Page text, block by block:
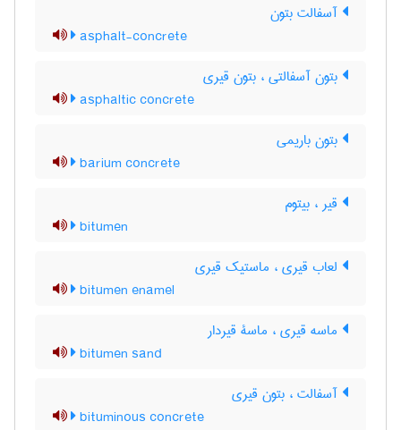
آسفالت بتون
asphalt-concrete
بتون آسفالتی ، بتون قیری
asphaltic concrete
بتون باریمی
barium concrete
قیر ، بیتوم
bitumen
لعاب قیری ، ماستیک قیری
bitumen enamel
ماسه قیری ، ماسۀ قیردار
bitumen sand
آسفالت ، بتون قیری
bituminous concrete